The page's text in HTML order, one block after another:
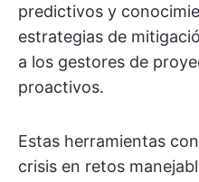
predictivos y
estrategias de
a los gestores de
proactivos.
Estas herramientas
crisis en retos